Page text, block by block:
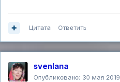
Цитата Ответить
svenlana
Опубликовано: 30 мая 2019